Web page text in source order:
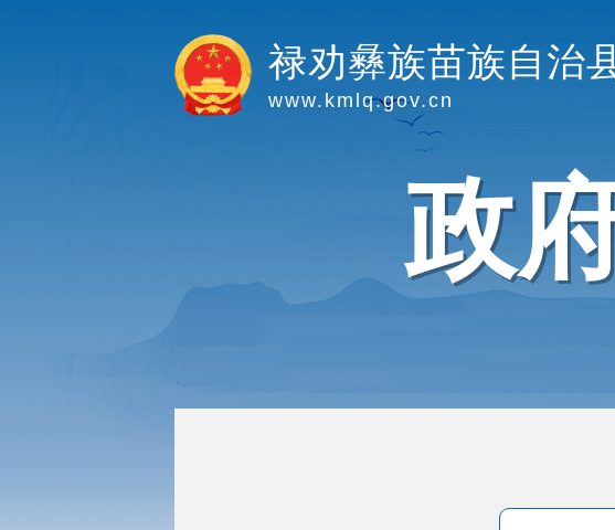
禄劝彝族苗族自治
www.kmlq.gov.cn
政